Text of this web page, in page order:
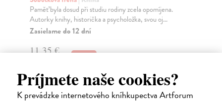
Príjmete naše cookies?
K prevádzke internetového kníhkupectva Artforum
Paměť byla dosud při studiu rodiny zcela opomíjena.
Autorky knihy, historička a psycholožka, svou oj...
Zasielame do 12 dní
11,35 €